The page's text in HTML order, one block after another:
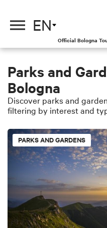
EN
Official Bologna
Parks and
Bologna
Discover parks and
filtering by interest and
PARKS AND GARDENS